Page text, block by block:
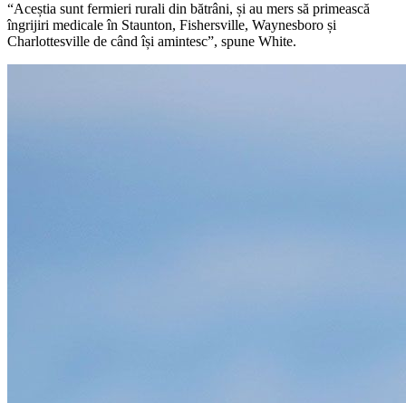
“Aceștia sunt fermieri rurali din bătrâni, și au mers să primească
îngrijiri medicale în Staunton, Fishersville, Waynesboro și
Charlottesville de când își amintesc”, spune White.